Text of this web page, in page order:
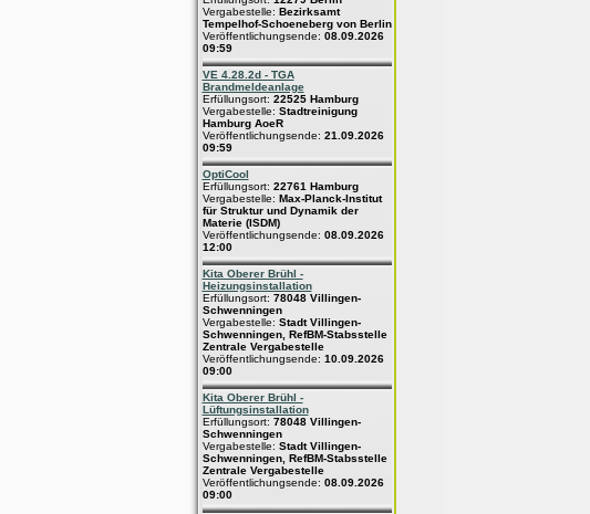
Vergabestelle: Bezirksamt
Tempelhof-Schoeneberg von Berlin
Veröffentlichungsende: 08.09.2026
09:59
VE 4.28.2d - TGA
Brandmeldeanlage
Erfüllungsort: 22525 Hamburg
Vergabestelle: Stadtreinigung
Hamburg AoeR
Veröffentlichungsende: 21.09.2026
09:59
OptiCool
Erfüllungsort: 22761 Hamburg
Vergabestelle: Max-Planck-Institut
für Struktur und Dynamik der
Materie (ISDM)
Veröffentlichungsende: 08.09.2026
12:00
Kita Oberer Brühl -
Heizungsinstallation
Erfüllungsort: 78048 Villingen-
Schwenningen
Vergabestelle: Stadt Villingen-
Schwenningen, RefBM-Stabsstelle
Zentrale Vergabestelle
Veröffentlichungsende: 10.09.2026
09:00
Kita Oberer Brühl -
Lüftungsinstallation
Erfüllungsort: 78048 Villingen-
Schwenningen
Vergabestelle: Stadt Villingen-
Schwenningen, RefBM-Stabsstelle
Zentrale Vergabestelle
Veröffentlichungsende: 08.09.2026
09:00